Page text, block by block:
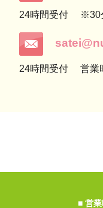
24時間受付 ※30
24時間受付 営業
■ 営